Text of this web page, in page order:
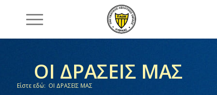
ΟΙ ΔΡΑΣΕΙΣ ΜΑΣ
Είστε εδώ: ΟΙ ΔΡΑΣΕΙΣ ΜΑΣ